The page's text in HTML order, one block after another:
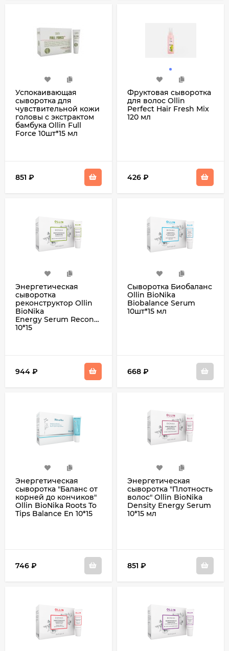
Успокаивающая
сыворотка для
чувствительной кожи
головы с экстрактом
бамбука Ollin Full
Force 10шт*15 мл
851 ₽
Фруктовая сыворотка
для волос Ollin
Perfect Hair Fresh Mix
120 мл
426 ₽
Энергетическая
сыворотка
реконструктор Ollin
BioNika
Energy Serum Reconstructor
10*15
944 ₽
Сыворотка Биобаланс
Ollin BioNika
Biobalance Serum
10шт*15 мл
668 ₽
Энергетическая
сыворотка "Баланс от
корней до кончиков"
Ollin BioNika Roots To
Tips Balance En 10*15
746 ₽
Энергетическая
сыворотка "Плотность
волос" Ollin BioNika
Density Energy Serum
10*15 мл
851 ₽